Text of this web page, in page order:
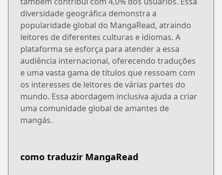
diversidade geográfica demonstra a
popularidade global do MangaRead, atraindo
leitores de diferentes culturas e idiomas. A
plataforma se esforça para atender a essa
audiência internacional, oferecendo traduções
e uma vasta gama de títulos que ressoam com
os interesses de leitores de várias partes do
mundo. Essa abordagem inclusiva ajuda a criar
uma comunidade global de amantes de
mangás.
como traduzir MangaRead